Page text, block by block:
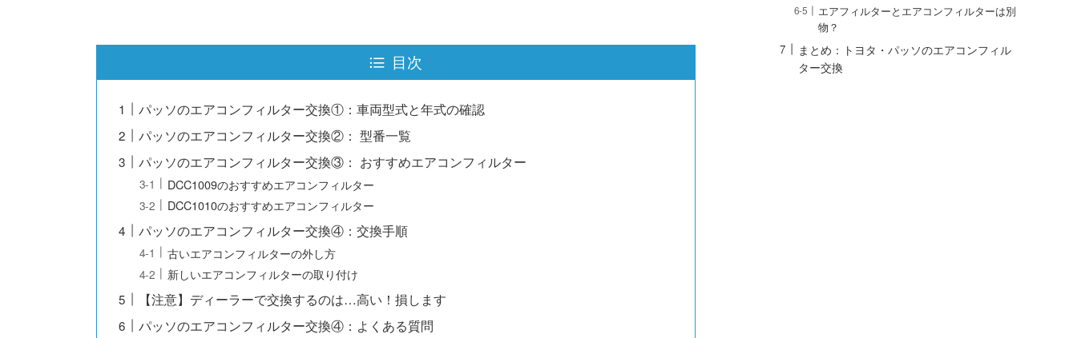
目次
パッソのエアコンフィルター交換①：車両型式と年式の確認
パッソのエアコンフィルター交換②： 型番一覧
パッソのエアコンフィルター交換③： おすすめエアコンフィルター
DCC1009のおすすめエアコンフィルター
DCC1010のおすすめエアコンフィルター
パッソのエアコンフィルター交換④：交換手順
古いエアコンフィルターの外し方
新しいエアコンフィルターの取り付け
【注意】ディーラーで交換するのは…高い！損します
パッソのエアコンフィルター交換④：よくある質問
エアフィルターとエアコンフィルターは別
物？
まとめ：トヨタ・パッソのエアコンフィル
ター交換